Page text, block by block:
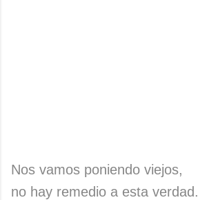
Nos vamos poniendo viejos,
no hay remedio a esta verdad.